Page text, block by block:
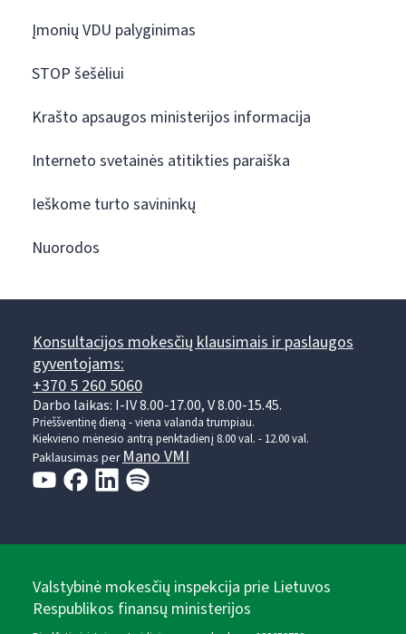
Įmonių VDU palyginimas
STOP šešėliui
Krašto apsaugos ministerijos informacija
Interneto svetainės atitikties paraiška
Ieškome turto savininkų
Nuorodos
Konsultacijos mokesčių klausimais ir paslaugos
gyventojams:
+370 5 260 5060
Darbo laikas: I-IV 8.00-17.00, V 8.00-15.45.
Prieššventinę dieną - viena valanda trumpiau.
Kiekvieno mėnesio antrą penktadienį 8.00 val. - 12.00 val.
Paklausimas perMano VMI
Valstybinė mokesčių inspekcija prie Lietuvos
Respublikos finansų ministerijos